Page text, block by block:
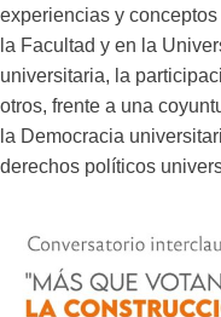
experiencias y
la Facultad y en la
universitaria, la
otros, frente a una
la Democracia
derechos políticos